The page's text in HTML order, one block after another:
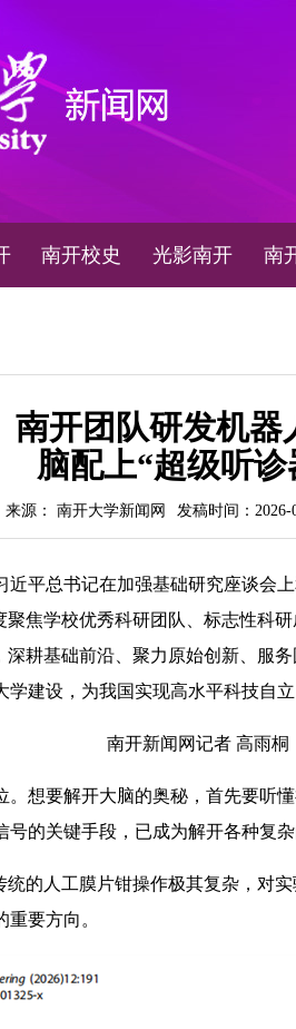
南开校史 光影南开 南
南开团队研发机
脑配上“超级听诊
来源： 南开大学新闻网 发稿时间：2026-
近平总书记在加强基础研究座谈会
聚焦学校优秀科研团队、标志性科
深耕基础前沿、聚力原始创新、服
建设，为我国实现高水平科技自立
南开新闻网记者 高雨桐
要解开大脑的奥秘，首先要听懂
的关键手段，已成为解开各种复
的人工膜片钳操作极其复杂，对实
要方向。